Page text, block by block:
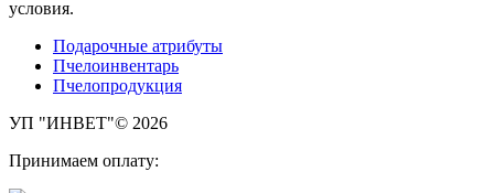
условия.
Подарочные атрибуты
Пчелоинвентарь
Пчелопродукция
УП "ИНВЕТ"© 2026
Принимаем оплату: